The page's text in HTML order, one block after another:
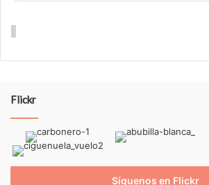
Flickr
Síguenos en Flickr